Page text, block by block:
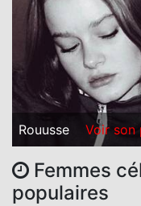
Rouusse Voir son
Femmes
populaires